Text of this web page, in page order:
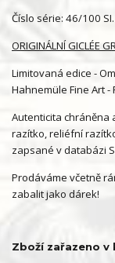
Číslo série: 46/100 SI.
ORIGINÁLNÍ GICLÉE
Limitovaná edice -
Hahnemüle Fine Art
Autenticita chráněna
razítko, reliéfní
zapsané v databázi
Prodáváme včetně
zabalit jako dárek!
Zboží zařazeno